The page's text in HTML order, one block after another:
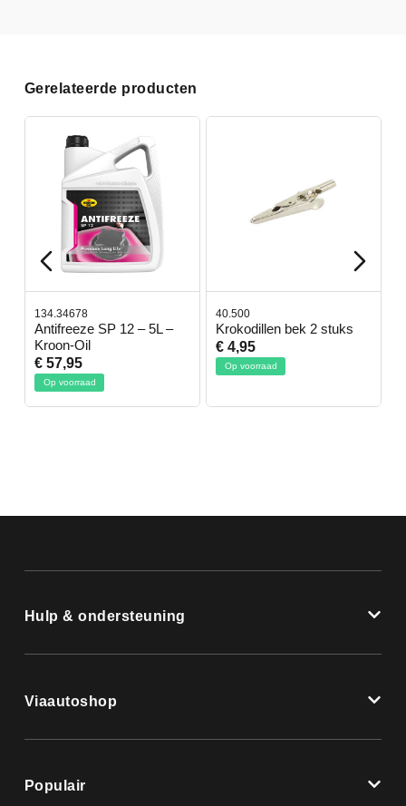
Gerelateerde producten
134.34678
Antifreeze SP 12 – 5L –
Kroon-Oil
€ 57,95
Op voorraad
40.500
Krokodillen bek 2 stuks
€ 4,95
Op voorraad
Hulp & ondersteuning
Viaautoshop
Populair